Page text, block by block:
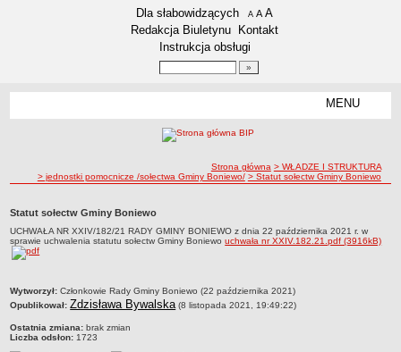
Menu dodatkowe
Dla słabowidzących A pomniejsz czcionkę
A standardowy rozmiar czcionki
A
Redakcja Biuletynu
Kontakt
Instrukcja obsługi
MENU
Zadania publiczne
Związki i stowarzyszenia
Zabytki Gminy
Plan Zagospodarowania Przestrzennego
Miejscowy Plan Zagospodarowania Przestrzennego wybranych
terenów Gminy Boniewo
System Informacji Przestrzennej e-mapa
ścieżka nawigacji
Strona główna > WŁADZE I STRUKTURA
> jednostki pomocnicze /sołectwa Gminy Boniewo/ > Statut sołectw Gminy Boniewo
Statut sołectw Gminy Boniewo
UCHWAŁA NR XXIV/182/21 RADY GMINY BONIEWO z dnia 22 października 2021 r. w
sprawie uchwalenia statutu sołectw Gminy Boniewouchwała nr XXIV.182.21.pdf (3916kB)
metryczka
Wytworzył: Członkowie Rady Gminy Boniewo (22 października 2021)
Opublikował: Zdzisława Bywalska(8 listopada 2021, 19:49:22)
Ostatnia zmiana: brak zmian
Liczba odsłon: 1723